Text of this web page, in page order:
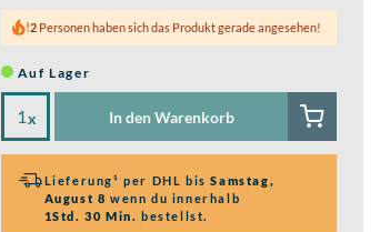
2 Personen haben sich das Produkt gerade angesehen!
Auf Lager
x In den Warenkorb
Lieferung¹ per DHL bisSamstag,
August 8 wenn du innerhalb
1Std. 30 Min. bestellst.